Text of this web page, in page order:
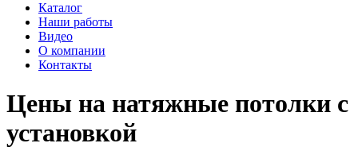
Каталог
Наши работы
Видео
О компании
Контакты
Цены на натяжные потолки с
установкой